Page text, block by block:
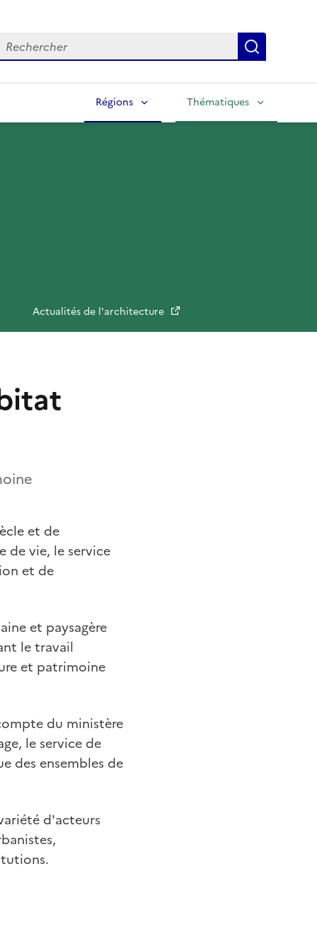
Rechercher
Régions Thématiques
Actualités de l'architecture
et de
de vie, le service
et de
et paysagère
le travail
et patrimoine
du ministère
le service de
des ensembles de
d'acteurs